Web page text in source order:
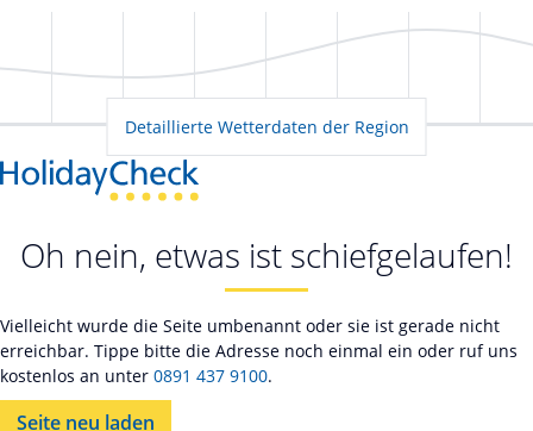
Detaillierte Wetterdaten der Region
Oh nein, etwas ist schiefgelaufen!
Vielleicht wurde die Seite umbenannt oder sie ist gerade nicht
erreichbar. Tippe bitte die Adresse noch einmal ein oder ruf uns
kostenlos an unter 0891 437 9100.
Seite neu laden